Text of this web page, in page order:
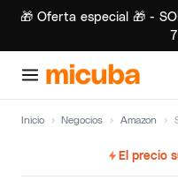
🎁 Oferta especial 🎁 -
Inicio › Negocios › Amazon ›
El precio